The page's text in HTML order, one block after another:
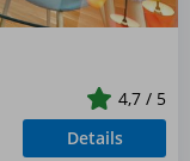
4,7 / 5
Details